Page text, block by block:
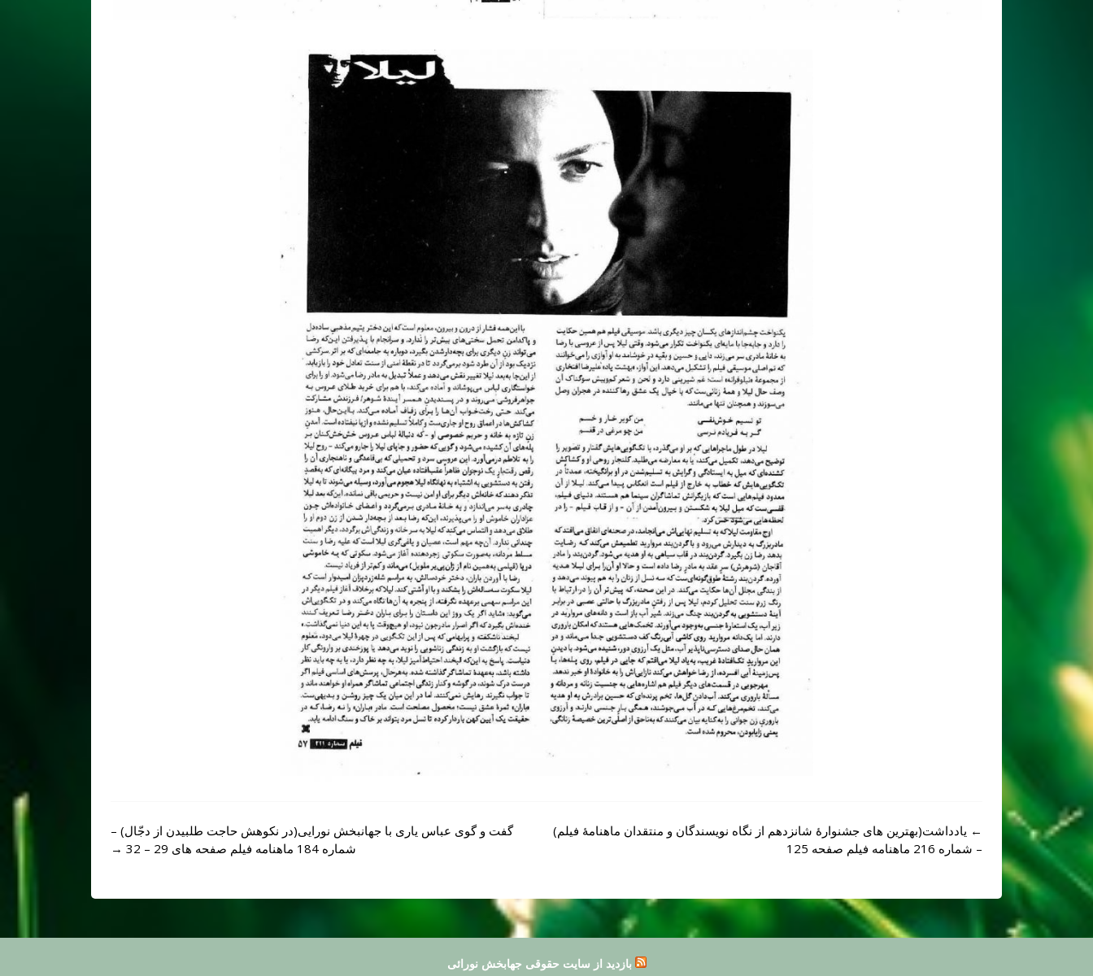
Post
navigation
← یادداشت(بهترین های جشنوارۀ شانزدهم از نگاه نویسندگان و منتقدان ماهنامۀ فیلم)
– شماره 216 ماهنامه فیلم صفحه 125
گفت و گوی عباس یاری با جهانبخش نورايی(در نکوهش حاجت طلبیدن از دجّال) –
شماره 184 ماهنامه فيلم صفحه های 29 – 32
→
بازدید از سایت حقوقی جهابخش نورائی